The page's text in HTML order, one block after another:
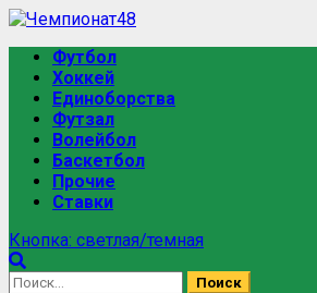
Перейти
содержимому
Основное
меню
Футбол
Хоккей
Единоборства
Футзал
Волейбол
Баскетбол
Прочие
Ставки
Кнопка: светлая/темная
Найти: